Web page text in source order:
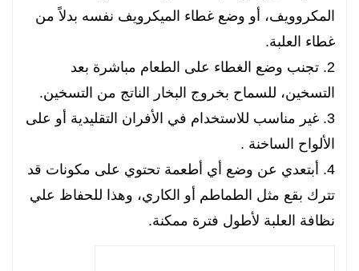
المكروويف، أو وضع غطاء الميكرويف نفسه بدلاً من
غطاء العلبة.
2. تجنب وضع الغطاء على الطعام مباشرة بعد
التسخين، للسماح بخروج البخار الناتج من التسخين.
3. غير مناسب للاستخدام في الأفران التقليدية أو على
الألواح الساخنة .
4. أبتعدي عن وضع أي أطعمة تحتوي على مكونات قد
تترك بقع مثل الطماطم أو الكاري، وهذا للحفاظ علي
نظافة العلبة لأطول فترة ممكنة.